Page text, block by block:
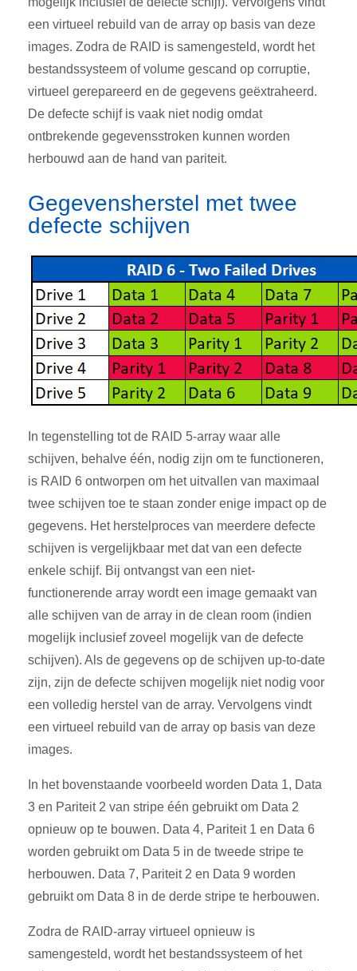
een virtueel rebuild van de array op basis van deze
images. Zodra de RAID is samengesteld, wordt het
bestandssysteem of volume gescand op corruptie,
virtueel gerepareerd en de gegevens geëxtraheerd.
De defecte schijf is vaak niet nodig omdat
ontbrekende gegevensstroken kunnen worden
herbouwd aan de hand van pariteit.
Gegevensherstel met twee
defecte schijven
In tegenstelling tot de RAID 5-array waar alle
schijven, behalve één, nodig zijn om te functioneren,
is RAID 6 ontworpen om het uitvallen van maximaal
twee schijven toe te staan zonder enige impact op de
gegevens. Het herstelproces van meerdere defecte
schijven is vergelijkbaar met dat van een defecte
enkele schijf. Bij ontvangst van een niet-
functionerende array wordt een image gemaakt van
alle schijven van de array in de clean room (indien
mogelijk inclusief zoveel mogelijk van de defecte
schijven). Als de gegevens op de schijven up-to-date
zijn, zijn de defecte schijven mogelijk niet nodig voor
een volledig herstel van de array. Vervolgens vindt
een virtueel rebuild van de array op basis van deze
images.
In het bovenstaande voorbeeld worden Data 1, Data
3 en Pariteit 2 van stripe één gebruikt om Data 2
opnieuw op te bouwen. Data 4, Pariteit 1 en Data 6
worden gebruikt om Data 5 in de tweede stripe te
herbouwen. Data 7, Pariteit 2 en Data 9 worden
gebruikt om Data 8 in de derde stripe te herbouwen.
Zodra de RAID-array virtueel opnieuw is
samengesteld, wordt het bestandssysteem of het